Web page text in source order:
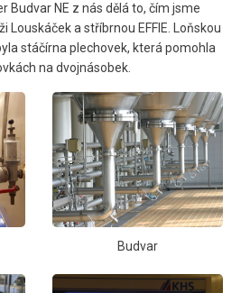
Budvar NE z nás dělá to, čím jsme
Louskáček a stříbrnou EFFIE. Loňskou
stáčírna plechovek, která pomohla
na dvojnásobek.
Budvar